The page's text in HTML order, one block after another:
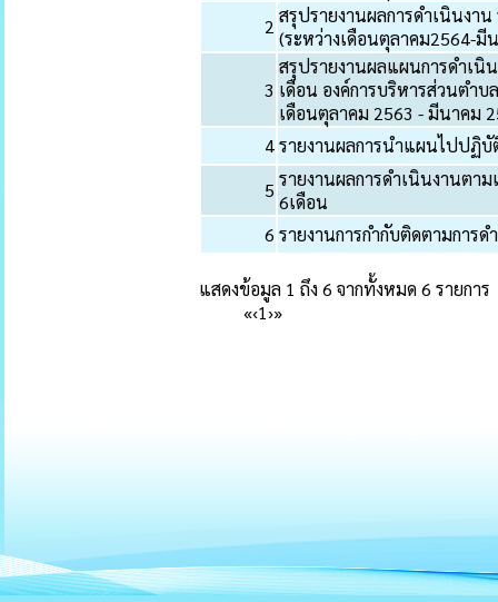
2 สรุปรายงานผลการดำเนินงา
(ระหว่างเดือนตุลาคม2564-มี
3
สรุปรายงานผลแผนการดำเ
เดือน องค์การบริหารส่วนตำบ
เดือนตุลาคม 2563 - มีนาคม
4รายงานผลการนำแผนไปปฏิ
5 รายงานผลการดำเนินงานตา
6เดือน
6 รายงานการกำกับติดตามการ
แสดงข้อมูล 1 ถึง 6 จากทั้งหมด 6 รายการ
«‹1›»